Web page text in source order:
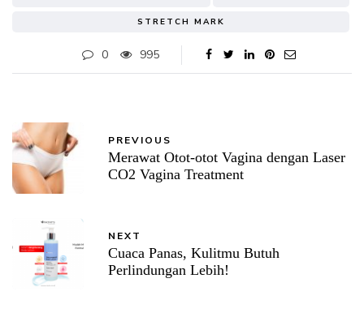
STRETCH MARK
0 995
PREVIOUS
Merawat Otot-otot Vagina dengan Laser
CO2 Vagina Treatment
NEXT
Cuaca Panas, Kulitmu Butuh
Perlindungan Lebih!